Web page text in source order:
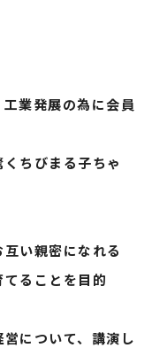
発展の為に会員
びまる子ちゃ
親密になれる
ることを目的
ついて、講演し